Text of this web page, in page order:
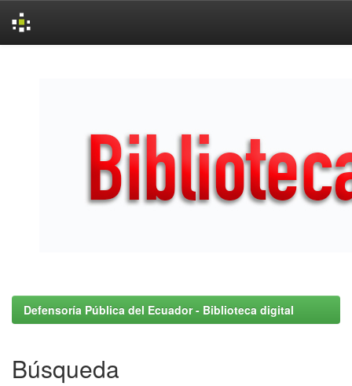
Defensoría Pública del Ecuador - Biblioteca digital
Búsqueda